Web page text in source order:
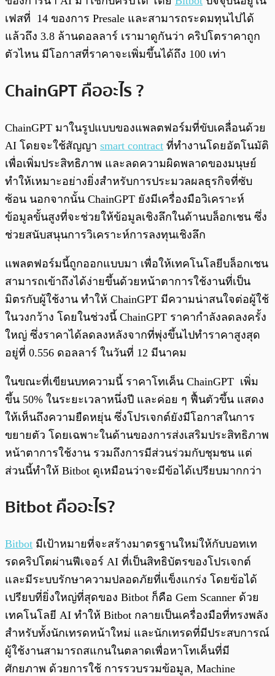
เฟสที่ 14 ของการ Presale และสามารถระดมทุนไปได้
แล้วถึง 3.8 ล้านดอลลาร์ เรามาดูกันว่า คริปโตราคาถูก
ตัวไหน มีโอกาสที่ราคาจะเพิ่มขึ้นได้ถึง 100 เท่า
ChainGPT คืออะไร ?
ChainGPT มาในรูปแบบของแพลตฟอร์มที่ขับเคลื่อนด้วย
AI โดยจะใช้สัญญา smart contract ที่ทำงานโดยอัตโนมัติ
เพื่อเพิ่มประสิทธิภาพ และลดความผิดพลาดของมนุษย์
ทำให้เหมาะอย่างยิ่งสำหรับการประมวลผลธุรกิจที่ซับ
ซ้อน นอกจากนั้น ChainGPT ยังมีเครื่องมือวิเคราะห์
ข้อมูลขั้นสูงที่จะช่วยให้ข้อมูลเชิงลึกในด้านบล็อกเชน ซึ่ง
ช่วยสนับสนุนการวิเคราะห์การลงทุนเชิงลึก
แพลตฟอร์มนี้ถูกออกแบบมา เพื่อให้เทคโนโลยีบล็อกเชน
สามารถเข้าถึงได้ง่ายขึ้นด้วยหน้าตาการใช้งานที่เป็น
มิตรกับผู้ใช้งาน ทำให้ ChainGPT มีความน่าสนใจต่อผู้ใช้
ในวงกว้าง โดยในช่วงนี้ ChainGPT ราคากำลังลดลงครั้ง
ใหญ่ ซึ่งราคาได้ลดลงหลังจากที่พุ่งขึ้นไปทำราคาสูงสุด
อยู่ที่ 0.556 ดอลลาร์ ในวันที่ 12 มีนาคม
ในขณะที่เขียนบทความนี้ ราคาโทเค็น ChainGPT เพิ่ม
ขึ้น 50% ในระยะเวลาหนึ่งปี และค่อย ๆ ฟื้นตัวขึ้น แสดง
ให้เห็นถึงความยืดหยุ่น ซึ่งโปรเจกต์ยังมีโอกาสในการ
ขยายตัว โดยเฉพาะในด้านของการส่งเสริมประสิทธิภาพ
หน้าตาการใช้งาน รวมถึงการมีส่วนร่วมกับชุมชน แต่
ส่วนนี้ทำให้ Bitbot ดูเหมือนว่าจะมีข้อได้เปรียบมากกว่า
Bitbot คืออะไร?
Bitbot มีเป้าหมายที่จะสร้างมาตรฐานใหม่ให้กับบอทเท
รดคริปโตผ่านฟีเจอร์ AI ที่เป็นสิทธิบัตรของโปรเจกต์
และมีระบบรักษาความปลอดภัยที่แข็งแกร่ง โดยข้อได้
เปรียบที่ยิ่งใหญ่ที่สุดของ Bitbot ก็คือ Gem Scanner ด้วย
เทคโนโลยี AI ทำให้ Bitbot กลายเป็นเครื่องมือที่ทรงพลัง
สำหรับทั้งนักเทรดหน้าใหม่ และนักเทรดที่มีประสบการณ์
ผู้ใช้งานสามารถสแกนในตลาดเพื่อหาโทเค็นที่มี
ศักยภาพ ด้วยการใช้ การรวบรวมข้อมูล, Machine